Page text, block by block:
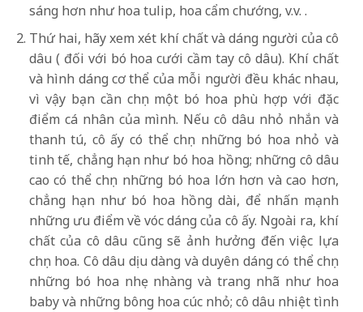
sáng hơn như hoa tulip, hoa cẩm chướng, v.v. .
Thứ hai, hãy xem xét khí chất và dáng người của cô
dâu ( đối với bó hoa cưới cầm tay cô dâu). Khí chất
và hình dáng cơ thể của mỗi người đều khác nhau,
vì vậy bạn cần chọn một bó hoa phù hợp với đặc
điểm cá nhân của mình. Nếu cô dâu nhỏ nhắn và
thanh tú, cô ấy có thể chọn những bó hoa nhỏ và
tinh tế, chẳng hạn như bó hoa hồng; những cô dâu
cao có thể chọn những bó hoa lớn hơn và cao hơn,
chẳng hạn như bó hoa hồng dài, để nhấn mạnh
những ưu điểm về vóc dáng của cô ấy. Ngoài ra, khí
chất của cô dâu cũng sẽ ảnh hưởng đến việc lựa
chọn hoa. Cô dâu dịu dàng và duyên dáng có thể chọn
những bó hoa nhẹ nhàng và trang nhã như hoa
baby và những bông hoa cúc nhỏ; cô dâu nhiệt tình